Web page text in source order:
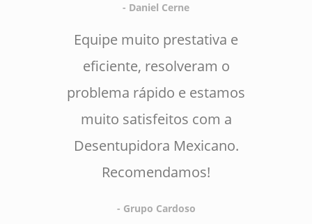
- Daniel Cerne
Equipe muito prestativa e
eficiente, resolveram o
problema rápido e estamos
muito satisfeitos com a
Desentupidora Mexicano.
Recomendamos!
- Grupo Cardoso